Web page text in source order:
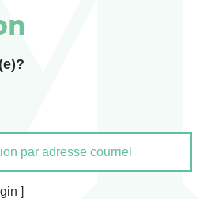
par adresse courriel
]